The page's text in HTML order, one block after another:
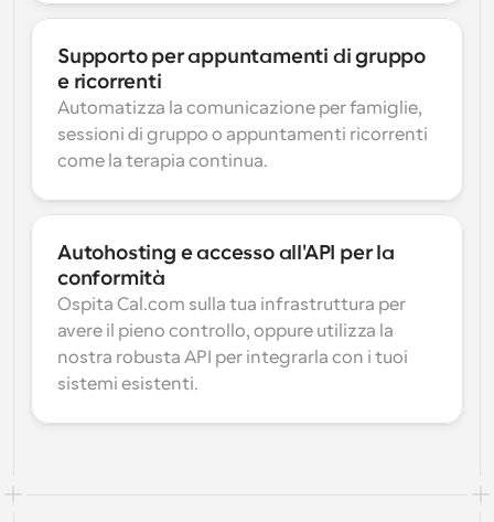
Supporto per appuntamenti di gruppo
e ricorrenti
Automatizza la comunicazione per famiglie,
sessioni di gruppo o appuntamenti ricorrenti
come la terapia continua.
Autohosting e accesso all'API per la
conformità
Ospita Cal.com sulla tua infrastruttura per
avere il pieno controllo, oppure utilizza la
nostra robusta API per integrarla con i tuoi
sistemi esistenti.